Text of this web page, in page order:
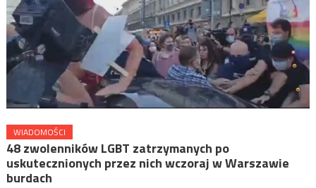
WIADOMOŚCI
48 zwolenników LGBT zatrzymanych po
uskutecznionych przez nich wczoraj w Warszawie
burdach